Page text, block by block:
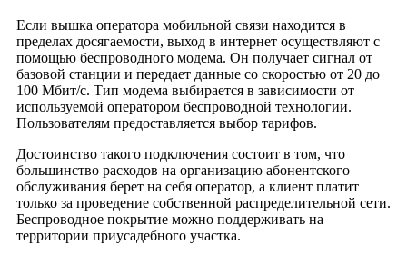
деревня Старое Шопотово
деревня Харинка
деревня Цветовка
деревня Аскерово
деревня Бельская
деревня Зайцева Гора
деревня Зубровка
деревня Марино
село Милятино
деревня Сининка
Если вышка оператора мобильной связи находится в
пределах досягаемости, выход в интернет осуществляют с
помощью беспроводного модема. Он получает сигнал от
базовой станции и передает данные со скоростью от 20 до
100 Мбит/с. Тип модема выбирается в зависимости от
используемой оператором беспроводной технологии.
Пользователям предоставляется выбор тарифов.
Достоинство такого подключения состоит в том, что
большинство расходов на организацию абонентского
обслуживания берет на себя оператор, а клиент платит
только за проведение собственной распределительной сети.
Беспроводное покрытие можно поддерживать на
территории приусадебного участка.